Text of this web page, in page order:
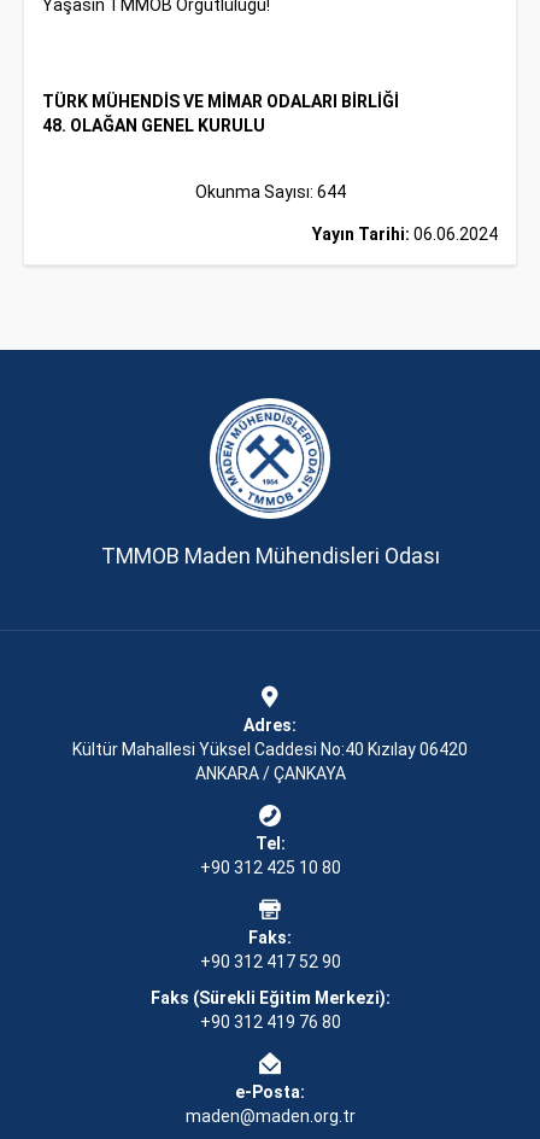
Yaşasın TMMOB Örgütlülüğü!
TÜRK MÜHENDİS VE MİMAR ODALARI BİRLİĞİ
48. OLAĞAN GENEL KURULU
Okunma Sayısı: 644
Yayın Tarihi: 06.06.2024
TMMOB Maden Mühendisleri Odası
Adres:
Kültür Mahallesi Yüksel Caddesi No:40 Kızılay 06420
ANKARA / ÇANKAYA
Tel:
+90 312 425 10 80
Faks:
+90 312 417 52 90
Faks (Sürekli Eğitim Merkezi):
+90 312 419 76 80
e-Posta:
maden@maden.org.tr